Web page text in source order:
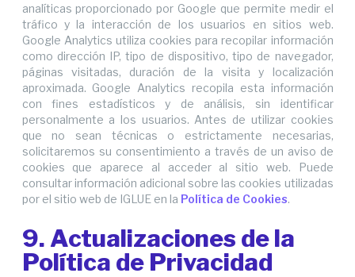
analíticas proporcionado por Google que permite medir el
tráfico y la interacción de los usuarios en sitios web.
Google Analytics utiliza cookies para recopilar información
como dirección IP, tipo de dispositivo, tipo de navegador,
páginas visitadas, duración de la visita y localización
aproximada. Google Analytics recopila esta información
con fines estadísticos y de análisis, sin identificar
personalmente a los usuarios. Antes de utilizar cookies
que no sean técnicas o estrictamente necesarias,
solicitaremos su consentimiento a través de un aviso de
cookies que aparece al acceder al sitio web. Puede
consultar información adicional sobre las cookies utilizadas
por el sitio web de IGLUE en la Política de Cookies.
9. Actualizaciones de la
Política de Privacidad